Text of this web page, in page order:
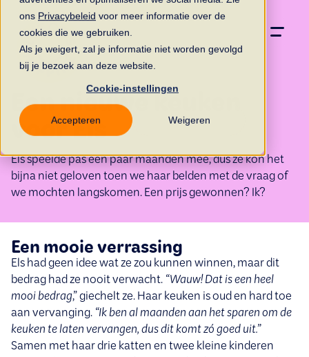
ons Privacybeleid voor meer informatie over de
cookies die we gebruiken.
Als je weigert, zal je informatie niet worden gevolgd
bij je bezoek aan deze website.
Cookie-instellingen
Accepteren Weigeren
Een nieuwe keuken
voor Els
Els speelde pas een paar maanden mee, dus ze kon het
bijna niet geloven toen we haar belden met de vraag of
we mochten langskomen. Een prijs gewonnen? Ik?
Een mooie verrassing
Els had geen idee wat ze zou kunnen winnen, maar dit
bedrag had ze nooit verwacht. “Wauw! Dat is een heel
mooi bedrag,” giechelt ze. Haar keuken is oud en hard toe
aan vervanging. “Ik ben al maanden aan het sparen om de
keuken te laten vervangen, dus dit komt zó goed uit.”
Samen met haar drie katten en twee kleine kinderen